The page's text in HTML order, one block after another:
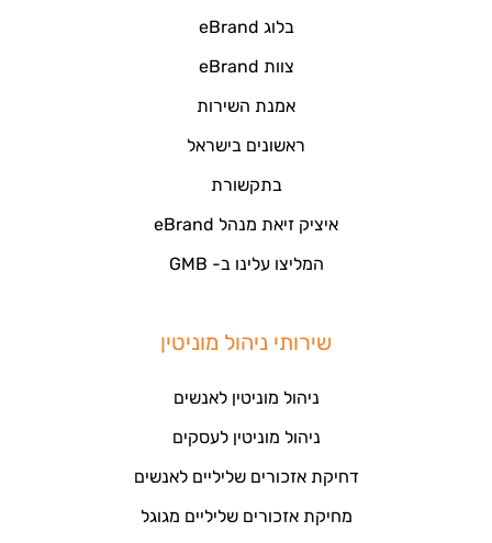
בלוג eBrand
צוות eBrand
אמנת השירות
ראשונים בישראל
בתקשורת
איציק זיאת מנהל eBrand
המליצו עלינו ב- GMB
שירותי ניהול מוניטין
ניהול מוניטין לאנשים
ניהול מוניטין לעסקים
דחיקת אזכורים שליליים לאנשים
מחיקת אזכורים שליליים מגוגל